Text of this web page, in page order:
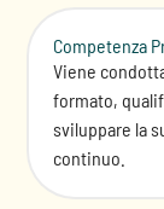
Competenza
Viene
formato,
sviluppare la
continuo.